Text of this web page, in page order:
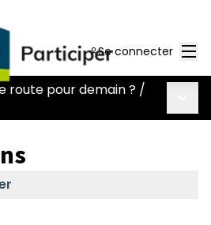
Se connecter
route pour demain ? /